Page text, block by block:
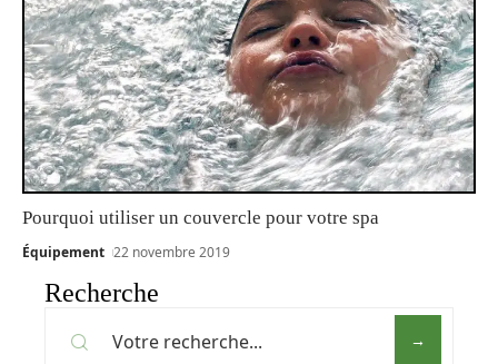
Pourquoi utiliser un couvercle pour votre spa
Équipement 22 novembre 2019
Recherche